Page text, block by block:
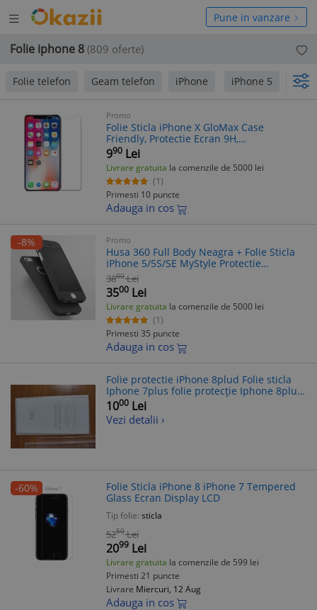
Deschide
meniul
Pune in vanzare
Folie iphone 8 (809 oferte)
Folie telefon Geam telefon iPhone iPhone 5
Promo
Folie Sticla iPhone X GloMax Case
Friendly, Protectie Ecran 9H,
Transparenta, 2.5D
990 Lei
Livrare gratuita la comenzile de 5000 lei
(1)
Primesti 10 puncte
Adauga in cos
-8% Promo
Husa 360 Full Body Neagra + Folie Sticla
iPhone 5/5S/SE MyStyle Protectie
Completa
3800 Lei
3500 Lei
Livrare gratuita la comenzile de 5000 lei
(1)
Primesti 35 puncte
Adauga in cos
Folie protectie iPhone 8plud Folie sticla
Iphone 7plus folie protecție Iphone 8plus
husa Iphone 7plus husa iPhone 8plus
carcasa protectie iPhone 7plus
1000 Lei
Vezi detalii ›
-60%
Folie Sticla iPhone 8 iPhone 7 Tempered
Glass Ecran Display LCD
Tip folie: sticla
5250 Lei
2099 Lei
Livrare gratuita la comenzile de 599 lei
Primesti 21 puncte
Livrare Miercuri, 12 Aug
Adauga in cos